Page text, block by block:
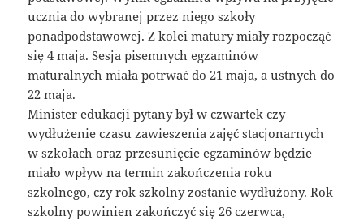
ucznia do wybranej przez niego szkoły
ponadpodstawowej. Z kolei matury miały rozpocząć
się 4 maja. Sesja pisemnych egzaminów
maturalnych miała potrwać do 21 maja, a ustnych do
22 maja.
Minister edukacji pytany był w czwartek czy
wydłużenie czasu zawieszenia zajęć stacjonarnych
w szkołach oraz przesunięcie egzaminów będzie
miało wpływ na termin zakończenia roku
szkolnego, czy rok szkolny zostanie wydłużony. Rok
szkolny powinien zakończyć się 26 czerwca,